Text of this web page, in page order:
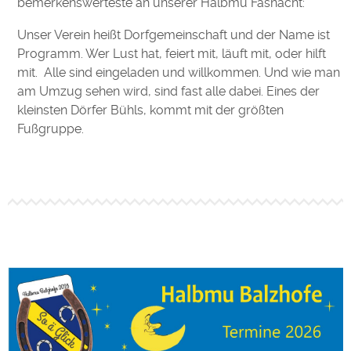
Unser Verein heißt Dorfgemeinschaft und der Name ist
Programm. Wer Lust hat, feiert mit, läuft mit, oder hilft
mit. Alle sind eingeladen und willkommen. Und wie man
am Umzug sehen wird, sind fast alle dabei. Eines der
kleinsten Dörfer Bühls, kommt mit der größten
Fußgruppe.